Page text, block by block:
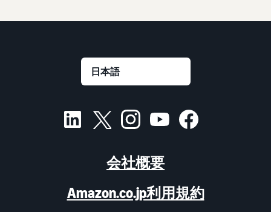
会社概要
Amazon.co.jp利用規約